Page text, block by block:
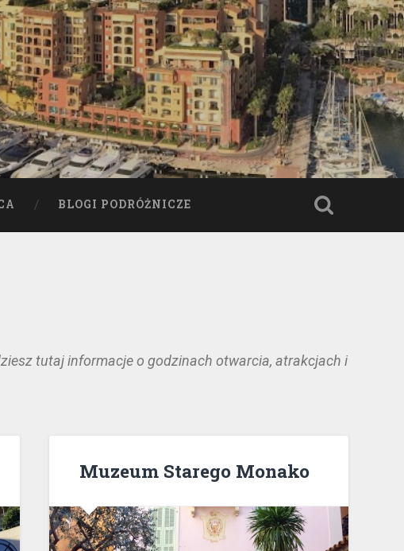
BLOGI PODRÓŻNICZE
tutaj informacje o godzinach otwarcia, atrakcjach i
Muzeum Starego Monako